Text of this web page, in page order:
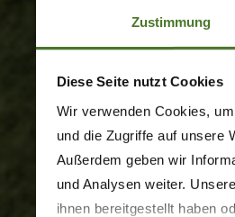
Zustimmung
Diese Seite nutzt Cookies
Wir verwenden Cookies,
und die Zugriffe auf unsere
Außerdem geben wir
und Analysen weiter.
ihnen bereitgestellt haben